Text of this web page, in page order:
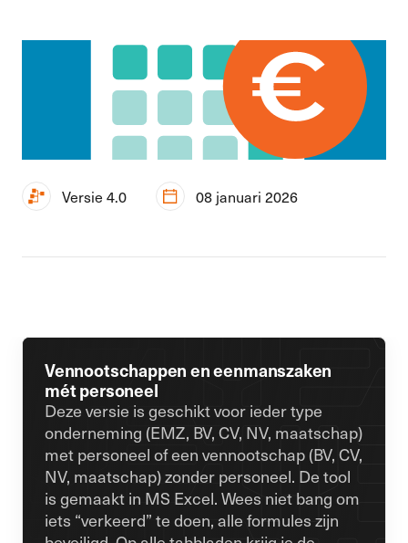
Versie 4.0 08 januari 2026
Vennootschappen en eenmanszaken
mét personeel
Deze versie is geschikt voor ieder type
onderneming (EMZ, BV, CV, NV, maatschap)
met personeel of een vennootschap (BV, CV,
NV, maatschap) zonder personeel. De tool
is gemaakt in MS Excel. Wees niet bang om
iets “verkeerd” te doen, alle formules zijn